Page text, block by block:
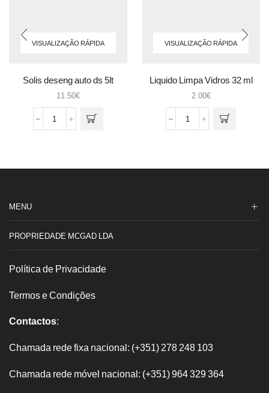
VISUALIZAÇÃO RÁPIDA
Solis deseng auto ds 5lt
11.50€
Quantidade
auto
VISUALIZAÇÃO RÁPIDA
Liquido Limpa Vidros 32 ml
2.00€
Quantidade
Vidros
MENU
PROPRIEDADE MCGAD LDA
Política de Privacidade
Termos e Condições
Contactos:
Chamada rede fixa nacional: (+351) 278 248 103
Chamada rede móvel nacional: (+351) 964 329 364